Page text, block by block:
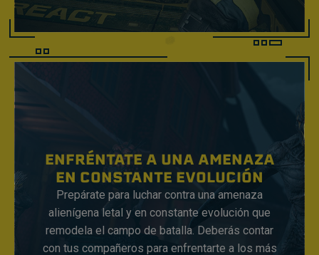
ENFRÉNTATE A UNA AMENAZA
EN CONSTANTE EVOLUCIÓN
Prepárate para luchar contra una amenaza
alienígena letal y en constante evolución que
remodela el campo de batalla. Deberás contar
con tus compañeros para enfrentarte a los más